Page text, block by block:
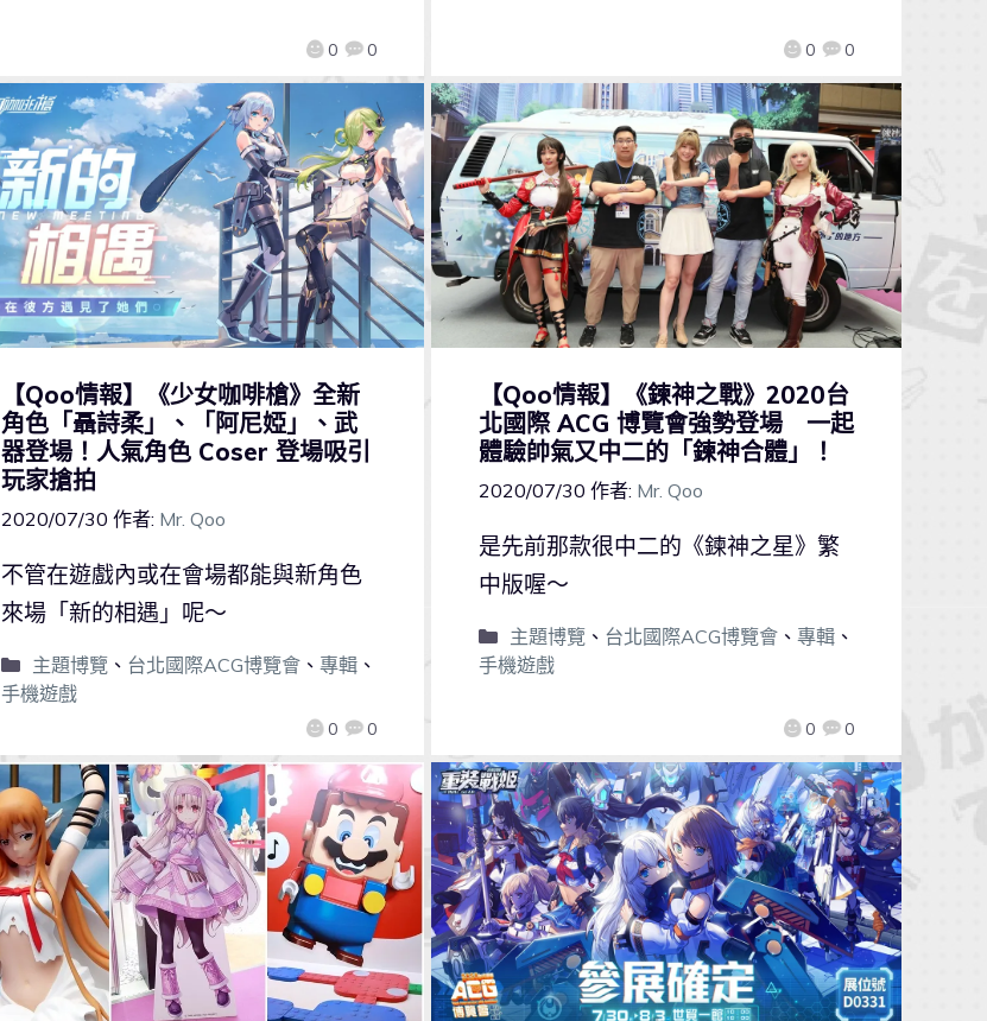
0 0 0 0
【Qoo情報】《少女咖啡槍》全新
角色「聶詩柔」、「阿尼婭」、武
器登場！人氣角色 Coser 登場吸引
玩家搶拍
2020/07/30 作者: Mr. Qoo
0 0
不管在遊戲內或在會場都能與新角色
來場「新的相遇」呢～
主題博覽、 台北國際ACG博覽會、 專輯、
手機遊戲
【Qoo情報】《鍊神之戰》2020台
北國際 ACG 博覽會強勢登場 一起
體驗帥氣又中二的「鍊神合體」！
2020/07/30 作者: Mr. Qoo
0 0
是先前那款很中二的《鍊神之星》繁
中版喔～
主題博覽、 台北國際ACG博覽會、 專輯、
手機遊戲